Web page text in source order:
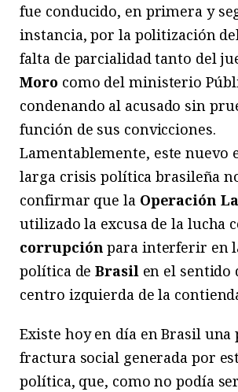
fue conducido, en primera y
instancia, por la politización
falta de parcialidad tanto del
Moro como del ministerio
condenando al acusado sin
función de sus convicciones.
Lamentablemente, este nuevo
larga crisis política brasileña
confirmar que la Operación
utilizado la excusa de la lucha
corrupción para interferir en
política deBrasilen el sentido
centro izquierda de la
Existe hoy en día en Brasil una
fractura social generada por
política, que, como no podía